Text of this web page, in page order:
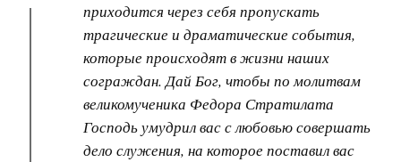
приходится через себя пропускать
трагические и драматические события,
которые происходят в жизни наших
сограждан. Дай Бог, чтобы по молитвам
великомученика Федора Стратилата
Господь умудрил вас с любовью совершать
дело служения, на которое поставил вас